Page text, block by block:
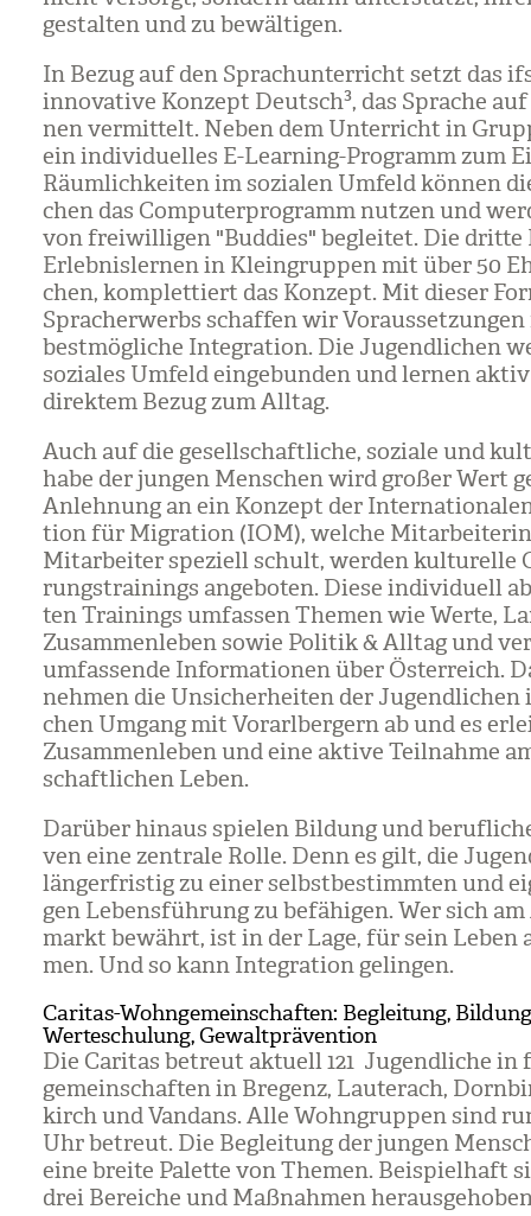
gestal­ten und zu bewäl­ti­gen.
In Bezug auf den Sprach­un­ter­richt setzt das
inno­va­tive Kon­zept Deutsch³, das Spra­che
nen ver­mit­telt. Neben dem Unter­richt in
ein indi­vi­du­el­les E-Learning-Pro­gramm zum
Räum­lich­kei­ten im sozia­len Umfeld kön­nen
chen das Com­pu­ter­pro­gramm nut­zen und
von frei­wil­li­gen "Bud­dies" beglei­tet. Die dritte
Erleb­nis­ler­nen in Klein­grup­pen mit über 50
chen, kom­plet­tiert das Kon­zept. Mit die­ser
Sprach­er­werbs schaf­fen wir
best­mög­li­che Inte­gra­tion. Die Jugend­li­chen
sozia­les Umfeld ein­ge­bun­den und ler­nen
direk­tem Bezug zum All­tag.
Auch auf die gesell­schaft­li­che, soziale und
habe der jun­gen Men­schen wird gro­ßer Wert
Anleh­nung an ein Kon­zept der
tion für Migra­tion (IOM), wel­che
Mit­ar­bei­ter spe­zi­ell schult, wer­den
rungs­trai­nings ange­bo­ten. Diese indi­vi­du­ell
ten Trai­nings umfas­sen The­men wie Werte,
Zusam­men­le­ben sowie Poli­tik & All­tag und
umfas­sende Infor­ma­tio­nen über Öster­reich.
neh­men die Unsi­cher­hei­ten der
chen Umgang mit Vor­arl­ber­gern ab und es
Zusam­men­le­ben und eine aktive Teil­nahme
schaft­li­chen Leben.
Dar­über hin­aus spie­len Bil­dung und
ven eine zen­trale Rolle. Denn es gilt, die
län­ger­fris­tig zu einer selbst­be­stimm­ten und
gen Lebens­füh­rung zu befä­hi­gen. Wer sich
markt bewährt, ist in der Lage, für sein
men. Und so kann Inte­gra­tion gelin­gen.
Caritas-Wohngemeinschaften: Begleitung,
Werteschulung, Gewaltprävention
Die Cari­tas betreut aktu­ell 121 Jugend­li­che
ge­mein­schaf­ten in Bre­genz, Lau­terach,
kirch und Vand­ans. Alle Wohn­grup­pen sind
Uhr betreut. Die Beglei­tung der jun­gen
eine breite Palette von The­men. Bei­spiel­haft
drei Berei­che und Maß­nah­men